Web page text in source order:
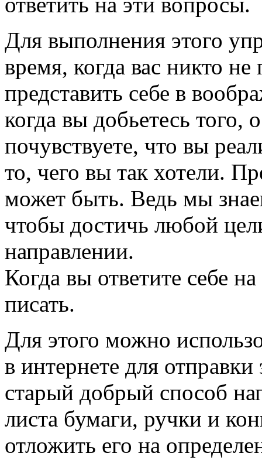
Для выполнения этого
время, когда вас никто не
представить себе в
когда вы добьетесь того,
почувствуете, что вы
то, чего вы так хотели.
может быть. Ведь мы
чтобы достичь любой
направлении.
Когда вы ответите себе
писать.
Для этого можно
в интернете для
старый добрый способ
листа бумаги, ручки и
отложить его на